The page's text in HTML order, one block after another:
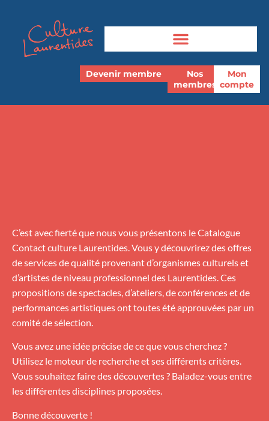
Devenir membre
Nos
membres
Mon
compte
C’est avec fierté que nous vous présentons le Catalogue
Contact culture Laurentides. Vous y découvrirez des offres
de services de qualité provenant d’organismes culturels et
d’artistes de niveau professionnel des Laurentides. Ces
propositions de spectacles, d’ateliers, de conférences et de
performances artistiques ont toutes été approuvées par un
comité de sélection.
Vous avez une idée précise de ce que vous cherchez ?
Utilisez le moteur de recherche et ses différents critères.
Vous souhaitez faire des découvertes ? Baladez-vous entre
les différentes disciplines proposées.
Bonne découverte !